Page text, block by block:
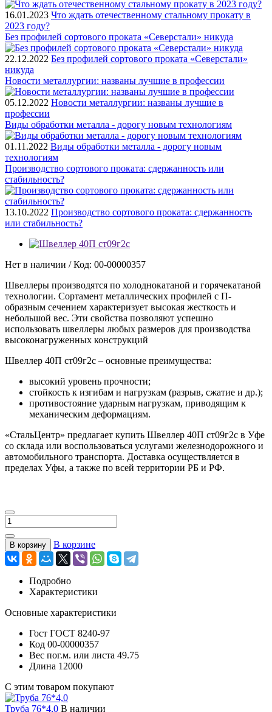
16.01.2023 Что ждать отечественному стальному прокату в
2023 году?
Без профилей сортового проката «Северстали» никуда
22.12.2022 Без профилей сортового проката «Северстали»
никуда
Новости металлургии: названы лучшие в профессии
05.12.2022 Новости металлургии: названы лучшие в
профессии
Виды обработки металла - дорогу новым технологиям
01.11.2022 Виды обработки металла - дорогу новым
технологиям
Производство сортового проката: сдержанность или
стабильность?
13.10.2022 Производство сортового проката: сдержанность
или стабильность?
Нет в наличии / Код: 00-00000357
Швеллеры производятся по холоднокатаной и горячекатаной
технологии. Сортамент металлических профилей с П-
образным сечением характеризует высокая жесткость и
небольшой вес. Эти свойства позволяют успешно
использовать швеллеры любых размеров для производства
высоконагруженных конструкций
Швеллер 40П ст09г2с – основные преимущества:
высокий уровень прочности;
стойкость к изгибам и нагрузкам (разрыв, сжатие и др.);
противостояние ударным нагрузкам, приводящим к
механическим деформациям.
«СтальЦентр» предлагает купить Швеллер 40П ст09г2с в Уфе
со склада или воспользоваться услугами железнодорожного и
автомобильного транспорта. Доставка осуществляется в
пределах Уфы, а также по всей территории РБ и РФ.
В корзину В корзине
Подробно
Характеристики
Основные характеристики
Гост ГОСТ 8240-97
Код 00-00000357
Вес пог.м. или листа 49.75
Длина 12000
С этим товаром покупают
Труба 76*4,0 В наличии